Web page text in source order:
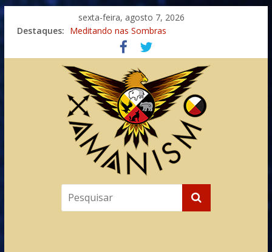
sexta-feira, agosto 7, 2026
Destaques: Meditando nas Sombras
Autosuficiência: A Jornada do Espírito Ancestral
Xamanismo Universal
Totens – Caminho Espiritual – Crescimento
Imaginação na Cura